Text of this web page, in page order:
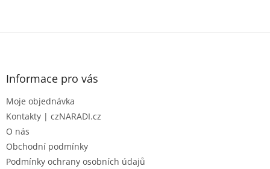
Z
Informace pro vás
Moje objednávka
Kontakty | czNARADI.cz
O nás
Obchodní podmínky
Podmínky ochrany osobních údajů